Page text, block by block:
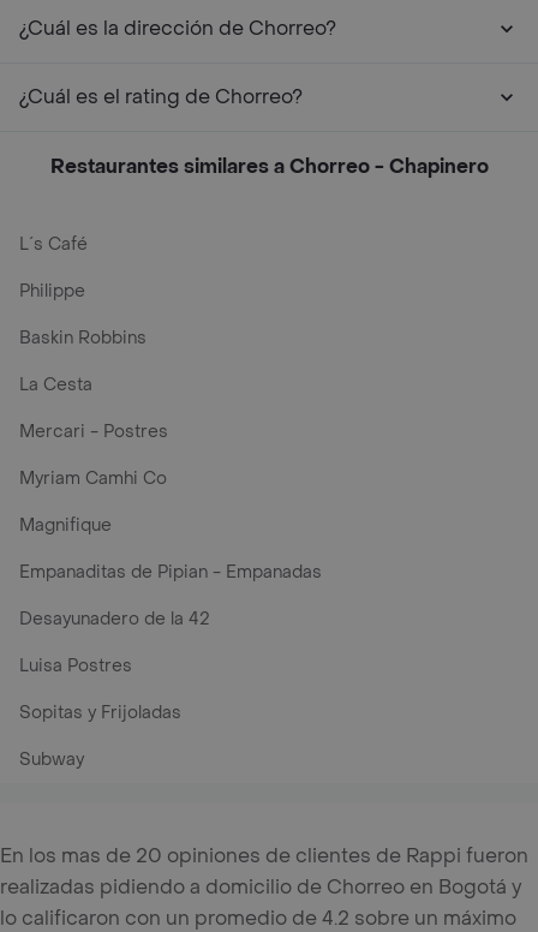
¿Cuál es la dirección de Chorreo?
¿Cuál es el rating de Chorreo?
Restaurantes similares a Chorreo - Chapinero
L´s Café
Philippe
Baskin Robbins
La Cesta
Mercari - Postres
Myriam Camhi Co
Magnifique
Empanaditas de Pipian - Empanadas
Desayunadero de la 42
Luisa Postres
Sopitas y Frijoladas
Subway
En los mas de 20 opiniones de clientes de Rappi fueron
realizadas pidiendo a domicilio de Chorreo en Bogotá y
lo calificaron con un promedio de 4.2 sobre un máximo